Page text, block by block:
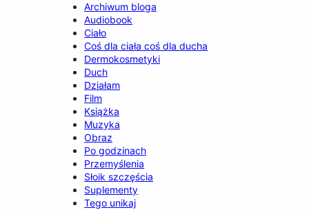
Archiwum bloga
Audiobook
Ciało
Coś dla ciała coś dla ducha
Dermokosmetyki
Duch
Działam
Film
Książka
Muzyka
Obraz
Po godzinach
Przemyślenia
Słoik szczęścia
Suplementy
Tego unikaj